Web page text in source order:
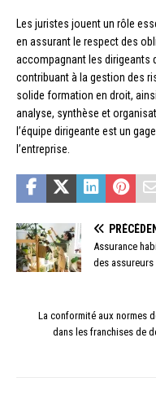
Les juristes jouent un rôle
en assurant le respect des
accompagnant les dirigeants
contribuant à la gestion des
solide formation en droit,
analyse, synthèse et
l’équipe dirigeante est un
l’entreprise.
Assurance
des assureurs
La conformité aux normes
dans les franchises de